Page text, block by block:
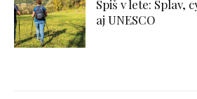
Spiš v lete: Splav,
aj UNESCO